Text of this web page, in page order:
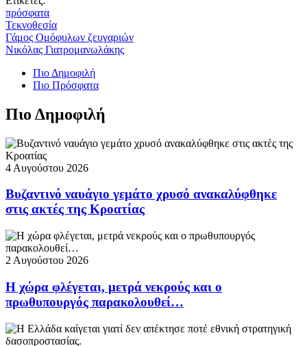
πρόσφατα
Τεκνοθεσία
Γάμος Ομόφυλων ζευγαριών
Νικόλας Γιατρομανωλάκης
Πιο Δημοφιλή
Πιο Πρόσφατα
Πιο Δημοφιλή
4 Αυγούστου 2026
Βυζαντινό ναυάγιο γεμάτο χρυσό ανακαλύφθηκε
στις ακτές της Κροατίας
2 Αυγούστου 2026
Η χώρα φλέγεται, μετρά νεκρούς και ο
πρωθυπουργός παρακολουθεί…